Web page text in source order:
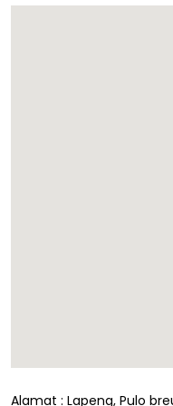
Alamat : Lapeng, Pulo